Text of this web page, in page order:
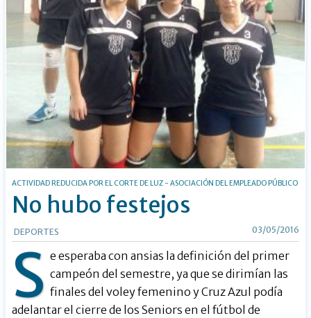
ACTIVIDAD REDUCIDA POR EL CORTE DE LUZ - ASOCIACIÓN DEL EMPLEADO PÚBLICO
No hubo festejos
DEPORTES 03/05/2016
S e esperaba con ansias la definición del primer
campeón del semestre, ya que se dirimían las
finales del voley femenino y Cruz Azul podía
adelantar el cierre de los Seniors en el fútbol de